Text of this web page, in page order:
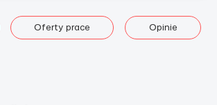
Oferty prace Opinie